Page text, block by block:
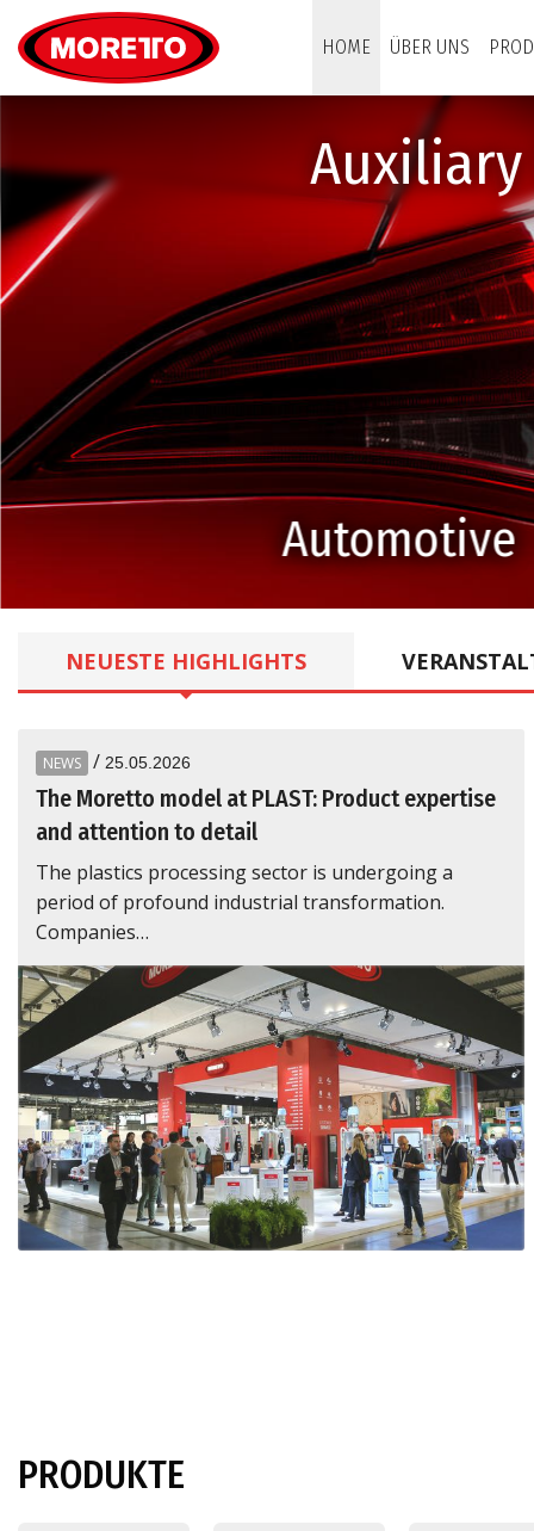
HOME
ÜBER UNS
NEUESTE HIGHLIGHTS
NEWS / 25.05.2026
The Moretto model at PLAST: Product expertise
and attention to detail
The plastics processing sector is undergoing a
period of profound industrial transformation.
Companies…
PRODUKTE